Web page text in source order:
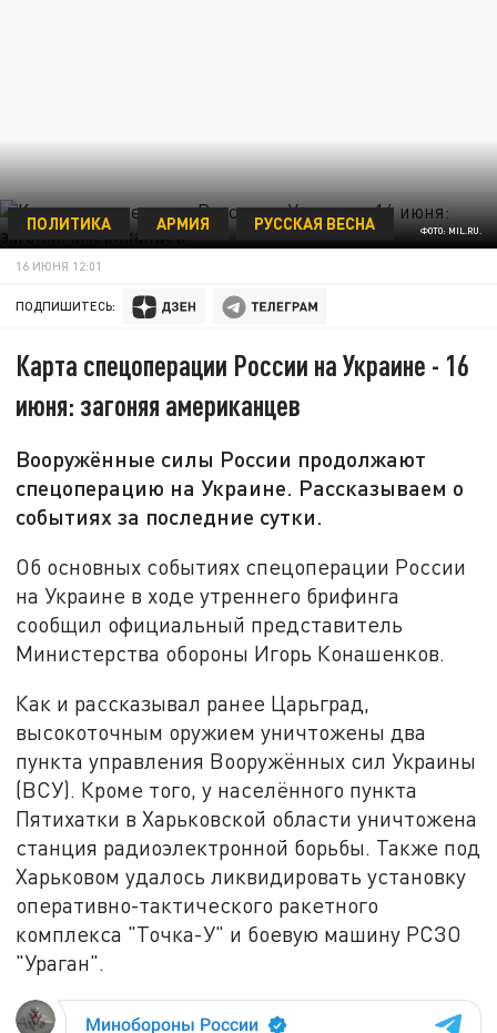
ФОТО: MIL.RU.
ПОЛИТИКА АРМИЯ РУССКАЯ ВЕСНА
16 ИЮНЯ 12:01
ПОДПИШИТЕСЬ:
Карта спецоперации России на Украине - 16
июня: загоняя американцев
Вооружённые силы России продолжают
спецоперацию на Украине. Рассказываем о
событиях за последние сутки.
Об основных событиях спецоперации России
на Украине в ходе утреннего брифинга
сообщил официальный представитель
Министерства обороны Игорь Конашенков.
Как и рассказывал ранее Царьград,
высокоточным оружием уничтожены два
пункта управления Вооружённых сил Украины
(ВСУ). Кроме того, у населённого пункта
Пятихатки в Харьковской области уничтожена
станция радиоэлектронной борьбы. Также под
Харьковом удалось ликвидировать установку
оперативно-тактического ракетного
комплекса "Точка-У" и боевую машину РСЗО
"Ураган".